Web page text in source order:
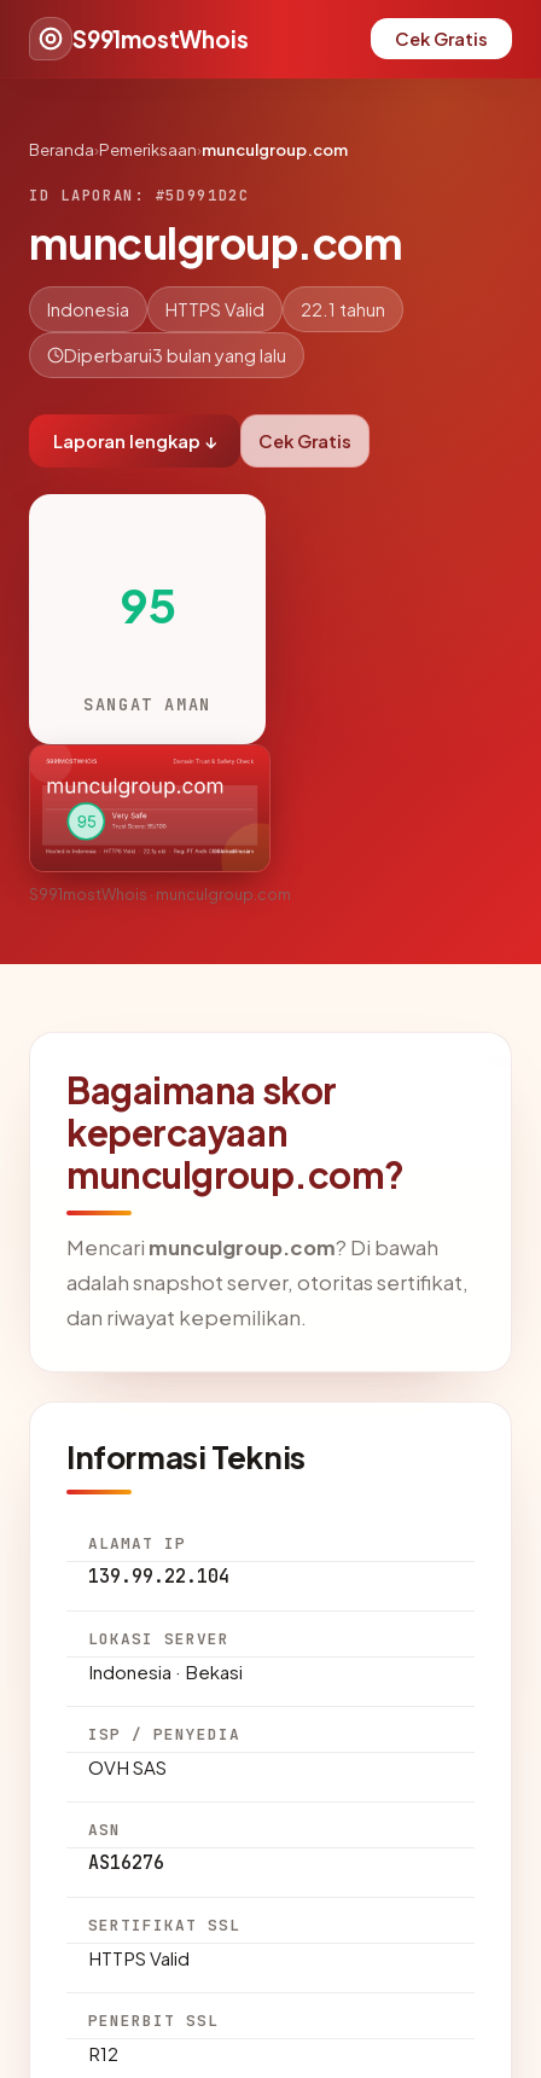
S991mostWhois Cek Gratis
Beranda›Pemeriksaan›munculgroup.com
ID LAPORAN: #5D991D2C
munculgroup.com
Indonesia HTTPS Valid 22.1 tahun
Diperbarui3 bulan yang lalu
Laporan lengkap ↓ Cek Gratis
95
SANGAT AMAN
S991mostWhois · munculgroup.com
Bagaimana skor
kepercayaan
munculgroup.com?
Mencari munculgroup.com? Di bawah
adalah snapshot server, otoritas sertifikat,
dan riwayat kepemilikan.
Informasi Teknis
ALAMAT IP
139.99.22.104
LOKASI SERVER
Indonesia · Bekasi
ISP / PENYEDIA
OVH SAS
ASN
AS16276
SERTIFIKAT SSL
HTTPS Valid
PENERBIT SSL
R12